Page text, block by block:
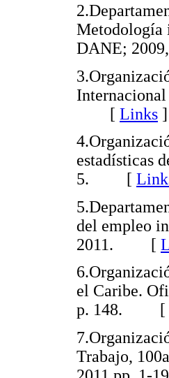
Metodología
DANE;
[ Links ]
estadísticas
5. [
del empleo
2011. [
el Caribe.
p. 148. [
Trabajo,